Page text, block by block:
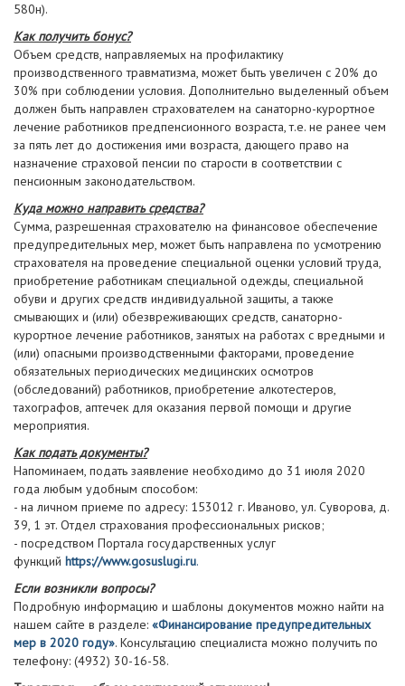
580н).
Как получить бонус?
Объем средств, направляемых на профилактику
производственного травматизма, может быть увеличен с 20% до
30% при соблюдении условия. Дополнительно выделенный объем
должен быть направлен страхователем на санаторно-курортное
лечение работников предпенсионного возраста, т.е. не ранее чем
за пять лет до достижения ими возраста, дающего право на
назначение страховой пенсии по старости в соответствии с
пенсионным законодательством.
Куда можно направить средства?
Сумма, разрешенная страхователю на финансовое обеспечение
предупредительных мер, может быть направлена по усмотрению
страхователя на проведение специальной оценки условий труда,
приобретение работникам специальной одежды, специальной
обуви и других средств индивидуальной защиты, а также
смывающих и (или) обезвреживающих средств, санаторно-
курортное лечение работников, занятых на работах с вредными и
(или) опасными производственными факторами, проведение
обязательных периодических медицинских осмотров
(обследований) работников, приобретение алкотестеров,
тахографов, аптечек для оказания первой помощи и другие
мероприятия.
Как подать документы?
Напоминаем, подать заявление необходимо до 31 июля 2020
года любым удобным способом:
- на личном приеме по адресу: 153012 г. Иваново, ул. Суворова, д.
39, 1 эт. Отдел страхования профессиональных рисков;
- посредством Портала государственных услуг
функций https://www.gosuslugi.ru.
Если возникли вопросы?
Подробную информацию и шаблоны документов можно найти на
нашем сайте в разделе: «Финансирование предупредительных
мер в 2020 году». Консультацию специалиста можно получить по
телефону: (4932) 30-16-58.